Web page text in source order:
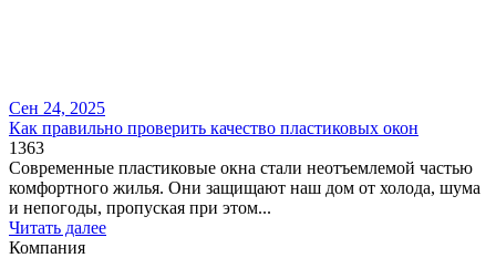
Сен 24, 2025
Как правильно проверить качество пластиковых окон
1363
Современные пластиковые окна стали неотъемлемой частью
комфортного жилья. Они защищают наш дом от холода, шума
и непогоды, пропуская при этом...
Читать далее
Компания